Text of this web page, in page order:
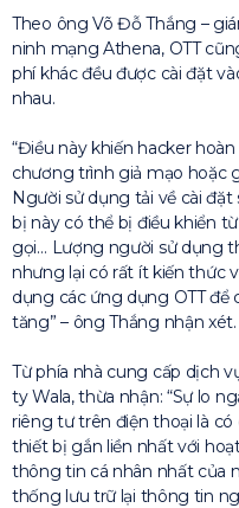
Theo ông Võ Đỗ Thắng –
ninh mạng Athena, OTT
phí khác đều được cài đặt
nhau.
“Điều này khiến hacker
chương trình giả mạo hoặc
Người sử dụng tải về cài
bị này có thể bị điều khiển
gọi… Lượng người sử dụng
nhưng lại có rất ít kiến thức
dụng các ứng dụng OTT để
tăng” – ông Thắng nhận xét.
Từ phía nhà cung cấp dịch
ty Wala, thừa nhận: “Sự lo
riêng tư trên điện thoại là có
thiết bị gắn liền nhất với
thông tin cá nhân nhất của
thống lưu trữ lại thông tin